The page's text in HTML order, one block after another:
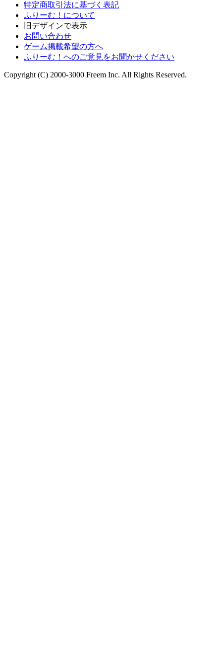
特定商取引法に基づく表記
ふりーむ！について
旧デザインで表示
お問い合わせ
ゲーム掲載希望の方へ
ふりーむ！へのご意見をお聞かせください
Copyright (C) 2000-3000 Freem Inc. All Rights Reserved.